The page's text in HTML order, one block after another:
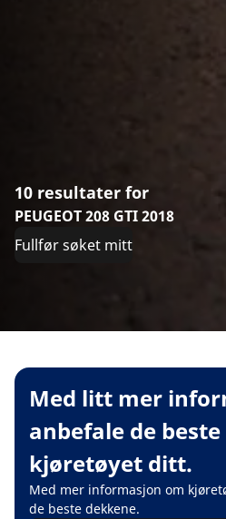
10 resultater for
PEUGEOT 208 GTI 2018
Fullfør søket mitt
Med litt mer
anbefale de
kjøretøyet ditt.
Med mer informasjon om
de beste dekkene.